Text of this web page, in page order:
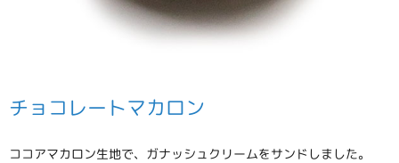
チョコレートマカロン
ココアマカロン生地で、ガナッシュクリームをサンドしました。